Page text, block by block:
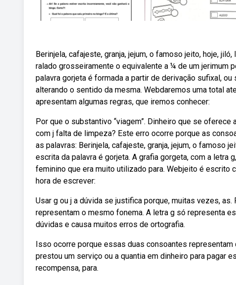
Berinjela, cafajeste, granja, jejum, o famoso jeito, hoje,
ralado grosseiramente o equivalente a ¼ de um jerimum
palavra gorjeta é formada a partir de derivação sufixal,
alterando o sentido da mesma. Webdaremos uma total
apresentam algumas regras, que iremos conhecer:
Por que o substantivo “viagem”. Dinheiro que se
com j falta de limpeza? Este erro ocorre porque as
as palavras: Berinjela, cafajeste, granja, jejum, o famoso
escrita da palavra é gorjeta. A grafia gorgeta, com a letra
feminino que era muito utilizado para. Webjeito é escrito
hora de escrever:
Usar g ou j a dúvida se justifica porque, muitas vezes,
representam o mesmo fonema. A letra g só representa
dúvidas e causa muitos erros de ortografia.
Isso ocorre porque essas duas consoantes
prestou um serviço ou a quantia em dinheiro para pagar
recompensa, para.